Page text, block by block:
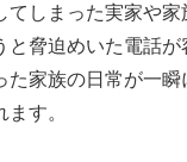
てしまった実家や
と脅迫めいた電話が
た家族の日常が一
す。